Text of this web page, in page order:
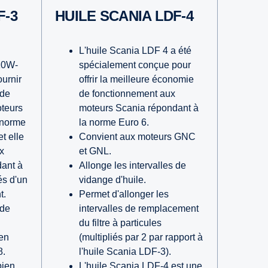
elle
à
d'un
HUILE SCANIA LDF-4
L'huile Scania LDF 4 a été
spécialement conçue pour
offrir la meilleure économie
de fonctionnement aux
moteurs Scania répondant à
la norme Euro 6.
Convient aux moteurs GNC
et GNL.
Allonge les intervalles de
vidange d'huile.
Permet d'allonger les
intervalles de remplacement
du filtre à particules
(multipliés par 2 par rapport à
l'huile Scania LDF-3).
L'huile Scania LDF-4 est une